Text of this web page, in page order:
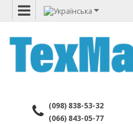
(098) 838-53-32
(066) 843-05-77